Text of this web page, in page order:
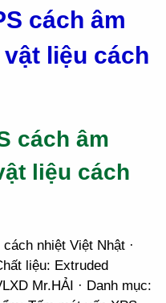
cách âm
liệu cách
cách âm
liệu cách
nhiệt Việt Nhật ·
liệu: Extruded
Mr.HẢI · Danh mục: